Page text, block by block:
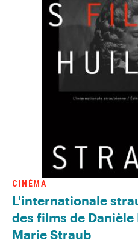
CINÉMA
L'internationale
des films de
Marie Straub